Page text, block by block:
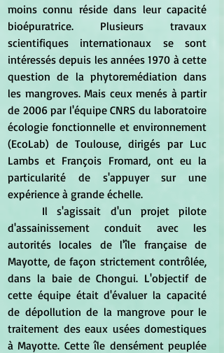
moins connu réside dans leur capacité
bioépuratrice. Plusieurs travaux
scientifiques internationaux se sont
intéressés depuis les années 1970 à cette
question de la phytoremédiation dans
les mangroves. Mais ceux menés à partir
de 2006 par l'équipe CNRS du laboratoire
écologie fonctionnelle et environnement
(EcoLab) de Toulouse, dirigés par Luc
Lambs et François Fromard, ont eu la
particularité de s'appuyer sur une
expérience à grande échelle.
d'assainissement conduit avec les
autorités locales de l'île française de
Mayotte, de façon strictement contrôlée,
dans la baie de Chongui. L'objectif de
cette équipe était d'évaluer la capacité
de dépollution de la mangrove pour le
traitement des eaux usées domestiques
à Mayotte. Cette île densément peuplée